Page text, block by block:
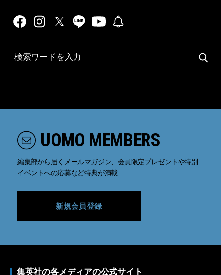
UOMO MEMBERS
編集部から届くメールマガジン、会員限定プレゼントや特別
イベントへの応募など特典が満載
新規会員登録
集英社の各メディアの公式サイト